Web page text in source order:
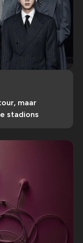
maar
stadions